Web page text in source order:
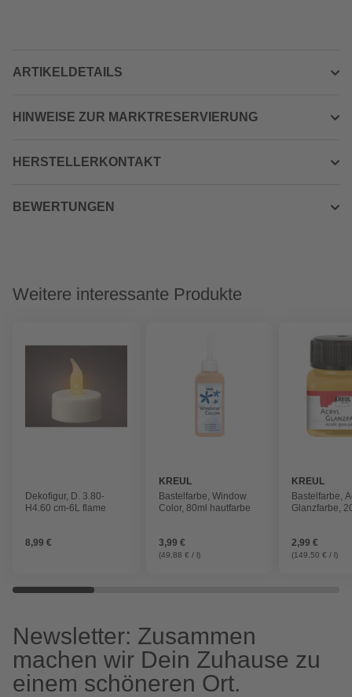
ARTIKELDETAILS
HINWEISE ZUR MARKTRESERVIERUNG
HERSTELLERKONTAKT
BEWERTUNGEN
Weitere interessante Produkte
Dekofigur, D. 3.80-
H4.60 cm-6L flame
8,99 €
KREUL
Bastelfarbe, Window
Color, 80ml hautfarbe
3,99 €
(49,88 € / l)
KREUL
Bastelfarbe,
Glanzfarbe,
2,99 €
(149,50 € / l)
Newsletter: Zusammen
machen wir Dein Zuhause zu
einem schöneren Ort.